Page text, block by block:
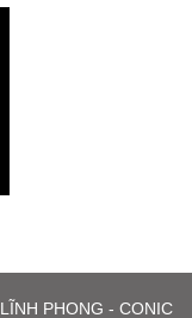
PHONG - CONIC